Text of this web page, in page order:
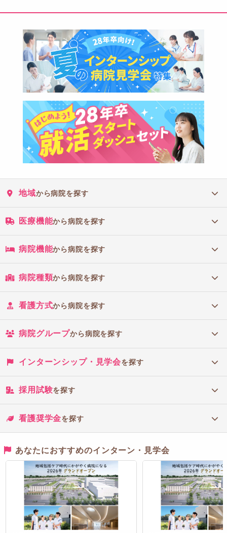
地域から病院を探す
医療機能から病院を探す
病院機能から病院を探す
病院種類から病院を探す
看護方式から病院を探す
病院グループから病院を探す
インターンシップ・見学会を探す
採用試験を探す
看護奨学金を探す
あなたにおすすめのインターン・見学会